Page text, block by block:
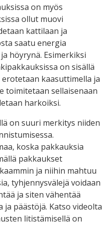
on myös
ollut muovi
kattilaan ja
saatu energia
höyrynä. Esimerkiksi
on sisällä
kaasuttimella ja
toimitetaan sellaisenaan
harkoiksi.
on suuri merkitys niiden
koska pakkauksia
pakkaukset
ja niihin mahtuu
tyhjennysvälejä voidaan
ja siten vähentää
päästöjä. Katso videolta
litistämisellä on